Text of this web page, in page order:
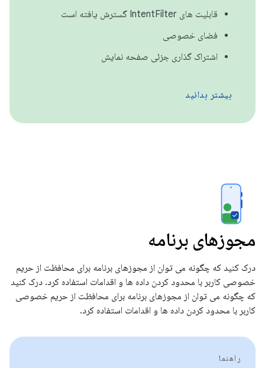
قابلیت های IntentFilter گسترش یافته است
فضای خصوصی
اشتراک گذاری جزئی صفحه نمایش
بیشتر بدانید
مجوزهای برنامه
درک کنید که چگونه می توان از مجوزهای برنامه برای محافظت از حریم
خصوصی کاربر با محدود کردن داده ها و اقدامات استفاده کرد. درک کنید
که چگونه می توان از مجوزهای برنامه برای محافظت از حریم خصوصی
کاربر با محدود کردن داده ها و اقدامات استفاده کرد.
راهنما